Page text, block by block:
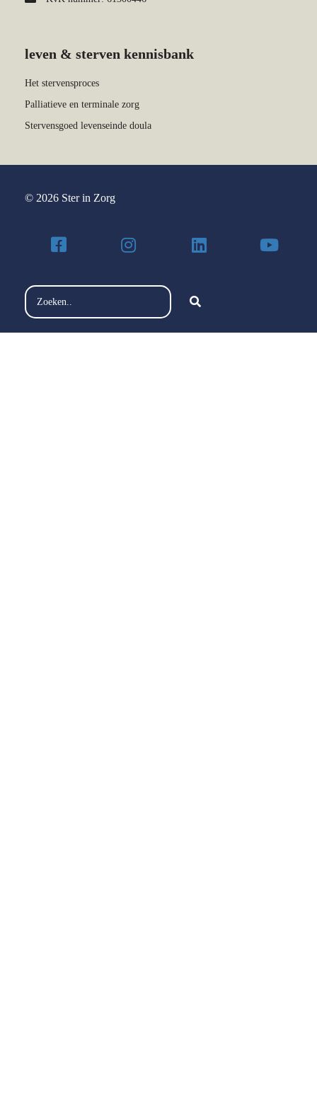
leven & sterven kennisbank
Het stervensproces
Palliatieve en terminale zorg
Stervensgoed levenseinde doula
© 2026 Ster in Zorg